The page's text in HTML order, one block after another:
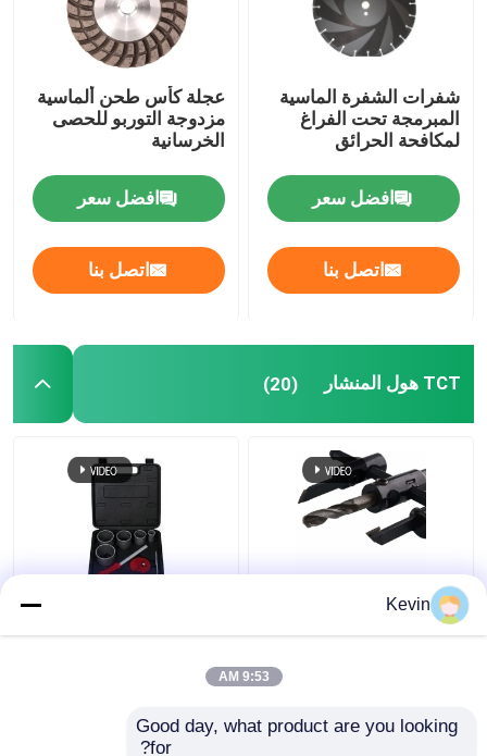
شفرات الشفرة الماسية
المبرمجة تحت الفراغ
لمكافحة الحرائق
افضل سعر
اتصل بنا
عجلة كأس طحن ألماسية
مزدوجة التوربو للحصى
الخرسانية
افضل سعر
اتصل بنا
TCT هول المنشار (20)
مجموعة منشار ثقب TCT
Kevin
9:53 AM
Good day, what product are you looking
for?